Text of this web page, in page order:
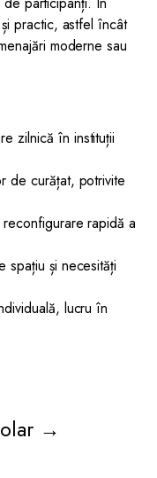
practic, astfel încât
moderne sau
zilnică în instituții
de curățat, potrivite
rapidă a
spațiu și necesități
lucru în
→